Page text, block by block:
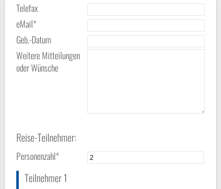
Telefax
eMail*
Geb.-Datum
Weitere Mitteilungen
oder Wünsche
Reise-Teilnehmer:
Personenzahl*
Teilnehmer 1